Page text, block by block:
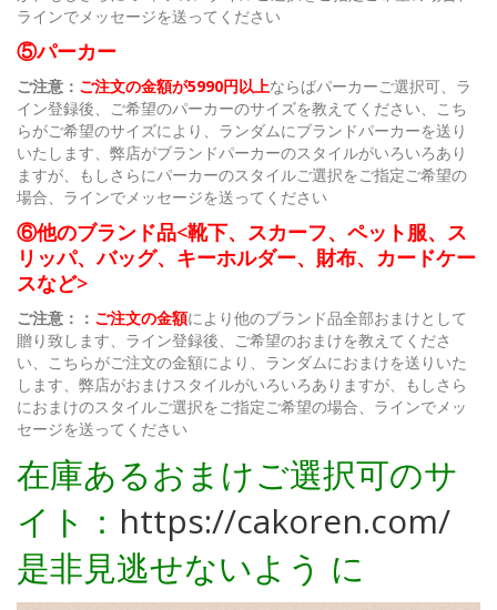
ラインでメッセージを送ってください
⑤パーカー
ご注意： ご注文の金額が5990円以上ならばパーカーご選択可、ラ
イン登録後、ご希望のパーカーのサイズを教えてください、こち
らがご希望のサイズにより、ランダムにブランドパーカーを送り
いたします、弊店がブランドパーカーのスタイルがいろいろあり
ますが、もしさらにパーカーのスタイルご選択をご指定ご希望の
場合、ラインでメッセージを送ってください
⑥他のブランド品<靴下、スカーフ、ペット服、ス
リッパ、バッグ、キーホルダー、財布、カードケー
スなど>
ご注意：： ご注文の金額により他のブランド品全部おまけとして
贈り致します、ライン登録後、ご希望のおまけを教えてくださ
い、こちらがご注文の金額により、ランダムにおまけを送りいた
します、弊店がおまけスタイルがいろいろありますが、もしさら
におまけのスタイルご選択をご指定ご希望の場合、ラインでメッ
セージを送ってください
在庫あるおまけご選択可のサ
イト： https://cakoren.com/
是非見逃せないよう に